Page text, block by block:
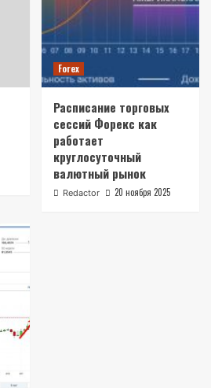
Forex
Расписание торговых
сессий Форекс как
работает
круглосуточный
валютный рынок
Redactor 20 ноября 2025